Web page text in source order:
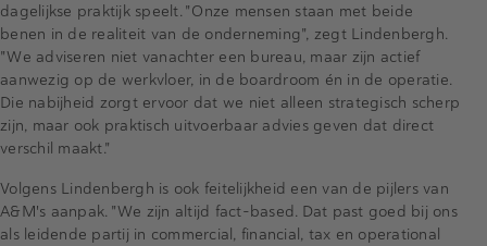
dagelijkse praktijk speelt. "Onze mensen staan met beide
benen in de realiteit van de onderneming", zegt Lindenbergh.
"We adviseren niet vanachter een bureau, maar zijn actief
aanwezig op de werkvloer, in de boardroom én in de operatie.
Die nabijheid zorgt ervoor dat we niet alleen strategisch scherp
zijn, maar ook praktisch uitvoerbaar advies geven dat direct
verschil maakt."
Volgens Lindenbergh is ook feitelijkheid een van de pijlers van
A&M's aanpak. "We zijn altijd fact-based. Dat past goed bij ons
als leidende partij in commercial, financial, tax en operational